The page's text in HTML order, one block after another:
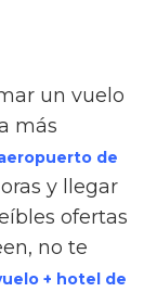
un vuelo
más
de
y llegar
ofertas
no te
+ hotel de